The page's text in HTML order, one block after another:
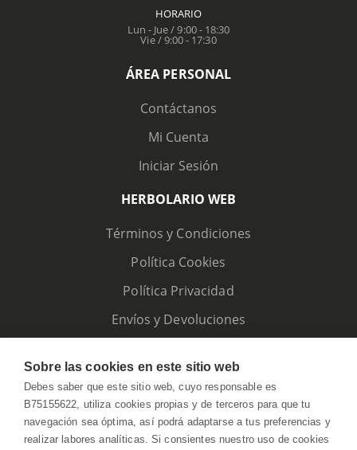
HORARIO
Lun - Jue / 9:00 - 18:30
Vie / 9:00 - 17:30
ÁREA PERSONAL
Contáctanos
Mi Cuenta
Iniciar Sesión
HERBOLARIO WEB
Términos y Condiciones
Política Cookies
Política Privacidad
Envíos y Devoluciones
Sobre las cookies en este sitio web
Debes saber que este sitio web, cuyo responsable es
B75155622, utiliza cookies propias y de terceros para que tu
navegación sea óptima, así podrá adaptarse a tus preferencias y
realizar labores analíticas. Si consientes nuestro uso de cookies